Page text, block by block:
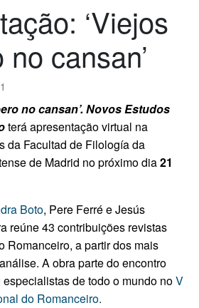
‘Viejos
cansan’
no cansan’. Novos Estudos
terá apresentação virtual na
da Facultad de Filología da
de Madrid no próximo dia21
Boto, Pere Ferré e Jesús
reúne 43 contribuições revistas
Romanceiro, a partir dos mais
A obra parte do encontro
de todo o mundo noV
do Romanceiro.